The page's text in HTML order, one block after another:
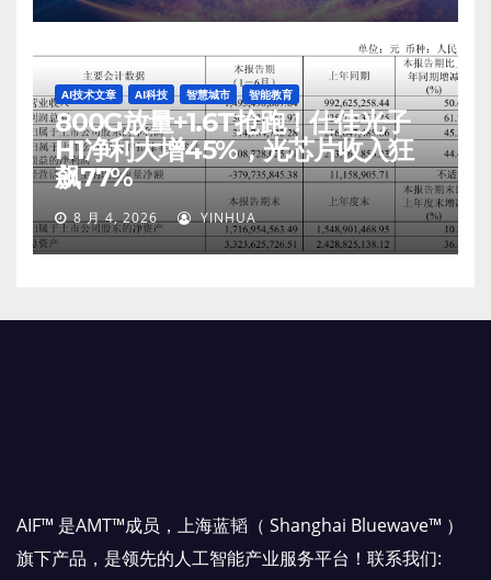
AI技术文章 AI科技 智慧城市 智能教育
800G放量+1.6T抢跑！仕佳光子
H1净利大增45%，光芯片收入狂
飙77%
8 月 4, 2026 YINHUA
AIF™ 是AMT™成员，上海蓝韬（ Shanghai Bluewave™ ）
旗下产品，是领先的人工智能产业服务平台！联系我们: